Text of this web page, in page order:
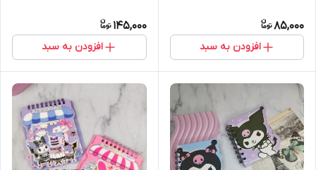
85,000
افزودن به سبد
145,000
افزودن به سبد